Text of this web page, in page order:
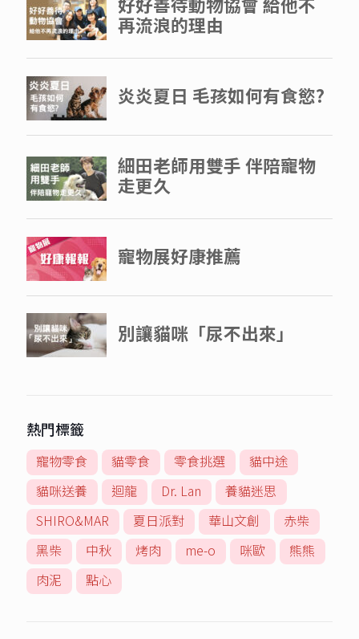
熱門標籤
寵物零食 貓零食 零食挑選
貓中途
貓咪送養
迴龍 Dr. Lan
養貓迷思
SHIRO&MAR
夏日派對 華山文創
赤柴
黑柴
中秋 烤肉 me-o 咪歐
熊熊
肉泥
點心